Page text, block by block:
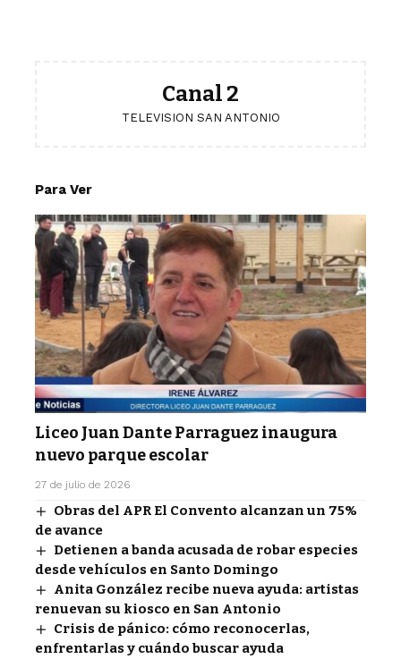
Canal 2
TELEVISION SAN ANTONIO
Para Ver
Liceo Juan Dante Parraguez inaugura
nuevo parque escolar
27 de julio de 2026
Obras del APR El Convento alcanzan un 75%
de avance
Detienen a banda acusada de robar especies
desde vehículos en Santo Domingo
Anita González recibe nueva ayuda: artistas
renuevan su kiosco en San Antonio
Crisis de pánico: cómo reconocerlas,
enfrentarlas y cuándo buscar ayuda